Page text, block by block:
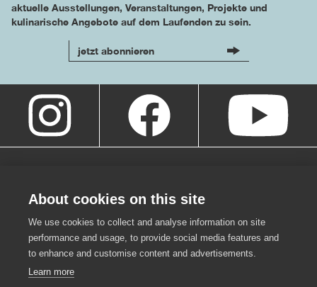
aktuelle Ausstellungen, Veranstaltungen, Projekte und
kulinarische Angebote auf dem Laufenden zu sein.
jetzt abonnieren
About cookies on this site
We use cookies to collect and analyse information on site
performance and usage, to provide social media features and
to enhance and customise content and advertisements.
Learn more